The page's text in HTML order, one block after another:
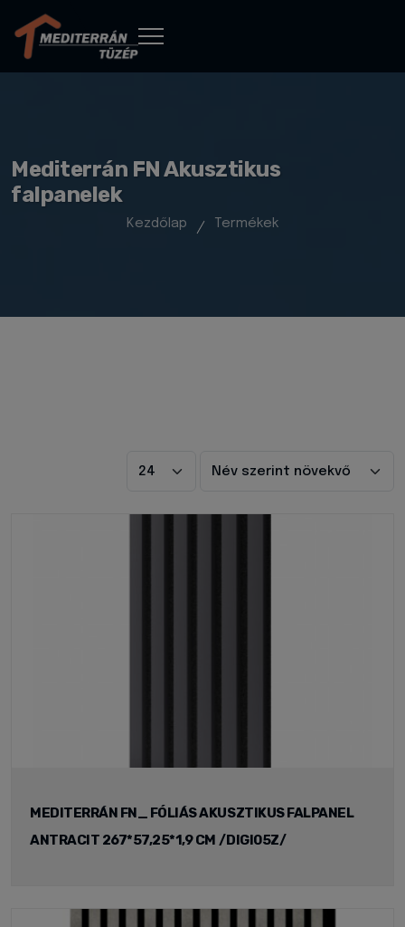
Mediterrán FN Akusztikus
falpanelek
Kezdőlap Termékek
MEDITERRÁN FN_ FÓLIÁS AKUSZTIKUS FALPANEL
ANTRACIT 267*57,25*1,9 CM /DIGI05Z/